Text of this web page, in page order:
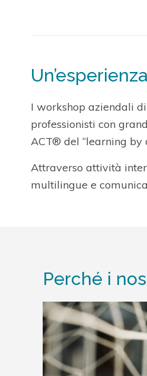
I workshop aziendali
professionisti con
ACT® del “learning by
Attraverso attività
multilingue e
Perché i